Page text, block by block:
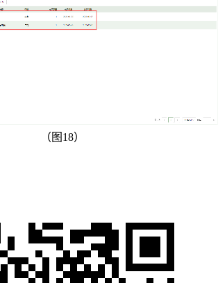
（图18）